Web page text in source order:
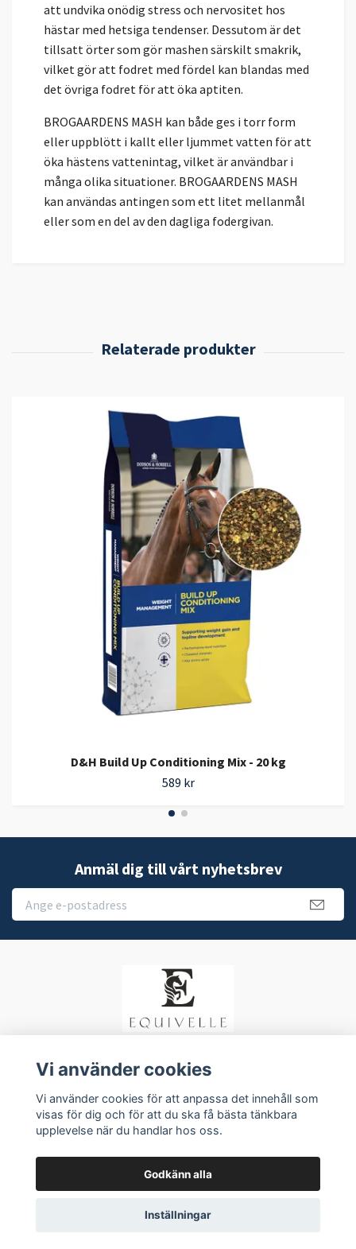
att undvika onödig stress och nervositet hos
hästar med hetsiga tendenser. Dessutom är det
tillsatt örter som gör mashen särskilt smakrik,
vilket gör att fodret med fördel kan blandas med
det övriga fodret för att öka aptiten.
BROGAARDENS MASH kan både ges i torr form
eller uppblött i kallt eller ljummet vatten för att
öka hästens vattenintag, vilket är användbar i
många olika situationer. BROGAARDENS MASH
kan användas antingen som ett litet mellanmål
eller som en del av den dagliga fodergivan.
D&H Build Up Conditioning Mix - 20 kg
589 kr
Anmäl dig till vårt nyhetsbrev
Köpvillkor
Kontakt
Vi använder cookies
Vi använder cookies för att anpassa det innehåll som
visas för dig och för att du ska få bästa tänkbara
upplevelse när du handlar hos oss.
Godkänn alla
Inställningar